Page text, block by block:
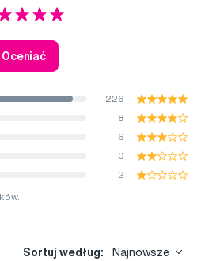
Oceniać
226
8
6
0
2
Sortuj według: Najnowsze